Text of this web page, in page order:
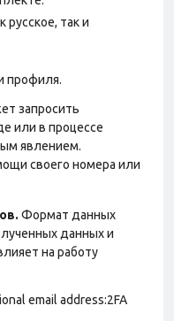
так и
профиля.
запросить
или в процессе
явлением.
своего номера или
Формат данных
данных и
на работу
email address:2FA